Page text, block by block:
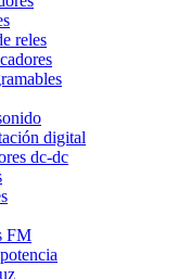
reles
digital
dc-dc
FM